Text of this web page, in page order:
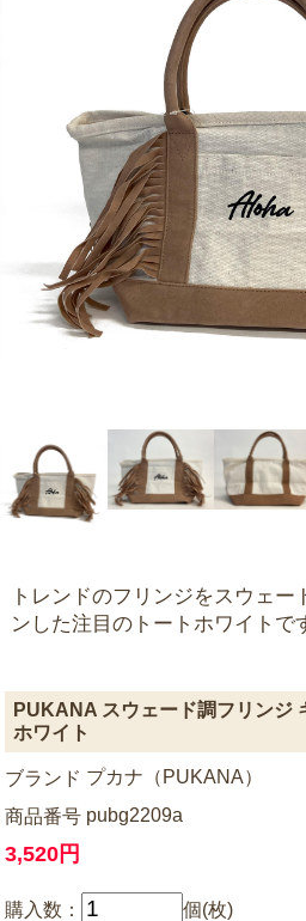
トレンドのフリンジをスウェー
ンした注目のトートホワイトで
PUKANA スウェード調フリンジ
ホワイト
ブランド プカナ（PUKANA）
商品番号 pubg2209a
3,520円
購入数： 個(枚)